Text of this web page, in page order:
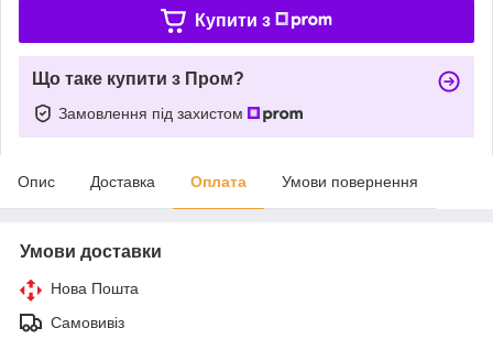
Купити з
Що таке купити з Пром?
Замовлення під захистом
Опис Доставка Оплата Умови повернення
Умови доставки
Нова Пошта
Самовивіз